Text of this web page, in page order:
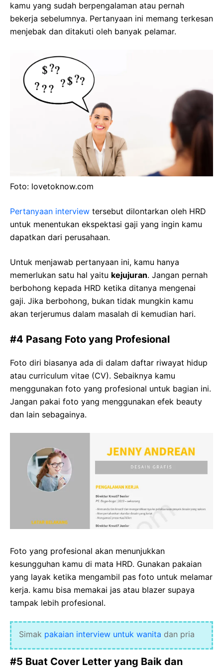
kamu yang sudah berpengalaman atau pernah
bekerja sebelumnya. Pertanyaan ini memang terkesan
menjebak dan ditakuti oleh banyak pelamar.
Foto: lovetoknow.com
Pertanyaan interview tersebut dilontarkan oleh HRD
untuk menentukan ekspektasi gaji yang ingin kamu
dapatkan dari perusahaan.
Untuk menjawab pertanyaan ini, kamu hanya
memerlukan satu hal yaitu kejujuran. Jangan pernah
berbohong kepada HRD ketika ditanya mengenai
gaji. Jika berbohong, bukan tidak mungkin kamu
akan terjerumus dalam masalah di kemudian hari.
#4 Pasang Foto yang Profesional
Foto diri biasanya ada di dalam daftar riwayat hidup
atau curriculum vitae (CV). Sebaiknya kamu
menggunakan foto yang profesional untuk bagian ini.
Jangan pakai foto yang menggunakan efek beauty
dan lain sebagainya.
Foto yang profesional akan menunjukkan
kesungguhan kamu di mata HRD. Gunakan pakaian
yang layak ketika mengambil pas foto untuk melamar
kerja. kamu bisa memakai jas atau blazer supaya
tampak lebih profesional.
Simak pakaian interview untuk wanita dan pria
#5 Buat Cover Letter yang Baik dan